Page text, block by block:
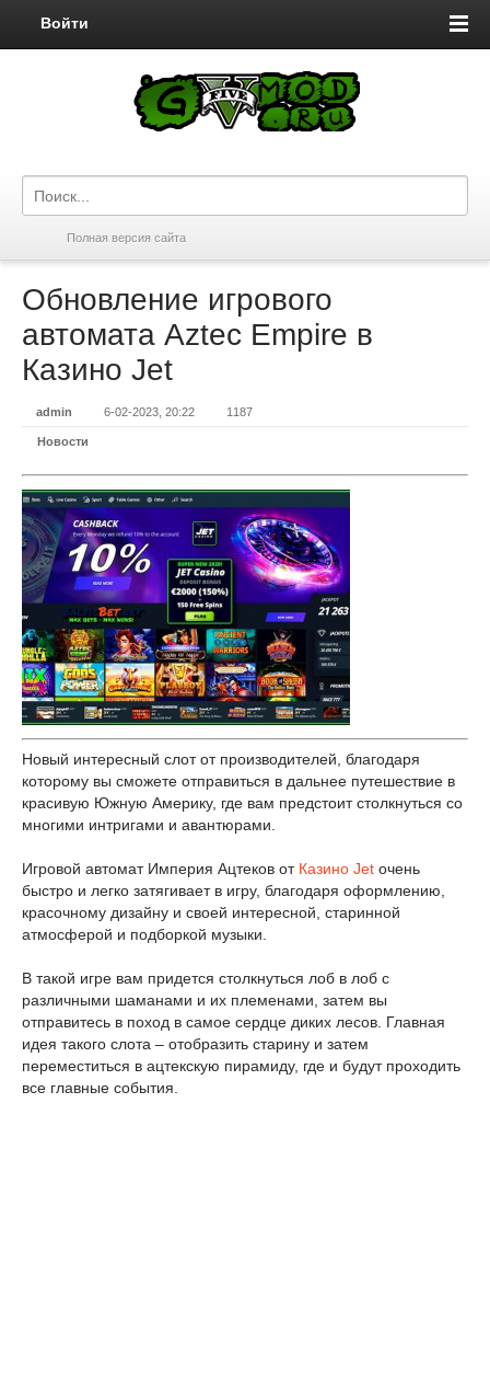
Войти
Полная версия сайта
Обновление игрового
автомата Aztec Empire в
Казино Jet
admin 6-02-2023, 20:22 1187
Новости
Новый интересный слот от производителей, благодаря
которому вы сможете отправиться в дальнее путешествие в
красивую Южную Америку, где вам предстоит столкнуться со
многими интригами и авантюрами.
Игровой автомат Империя Ацтеков от Казино Jet очень
быстро и легко затягивает в игру, благодаря оформлению,
красочному дизайну и своей интересной, старинной
атмосферой и подборкой музыки.
В такой игре вам придется столкнуться лоб в лоб с
различными шаманами и их племенами, затем вы
отправитесь в поход в самое сердце диких лесов. Главная
идея такого слота – отобразить старину и затем
переместиться в ацтекскую пирамиду, где и будут проходить
все главные события.